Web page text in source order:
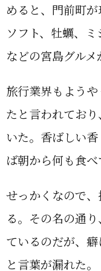
めると、門前町
ソフト、牡蠣、
などの宮島グルメ
旅行業界もよう
たと言われてお
いた。香ばしい
ば朝から何も食べ
せっかくなので
る。その名の通
ているのだが、癖
と言葉が漏れた。